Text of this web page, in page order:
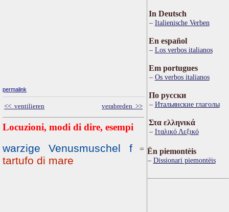
permalink
<< ventilieren verabreden >>
Locuzioni, modi di dire, esempi
warzige Venusmuschel f=
tartufo di mare
In Deutsch
Italienische Verben
En español
Los verbos italianos
Em portugues
Os verbos italianos
По русски
Итальянские глаголы
Στα ελληνικά
Ιταλικό Λεξικό
Ën piemontèis
Dissionari piemontèis